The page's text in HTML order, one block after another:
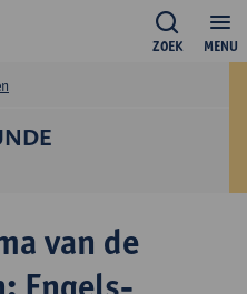
MENU
ZOEK
van de